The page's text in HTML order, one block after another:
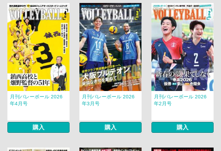
月刊バレーボール 2026
年4月号
購入
月刊バレーボール 2026
年3月号
購入
月刊バレーボール 2026
年2月号
購入